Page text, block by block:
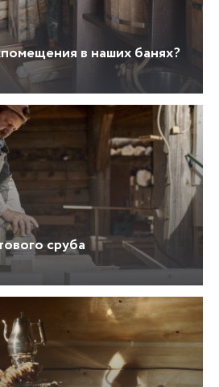
в наших банях?
сруба